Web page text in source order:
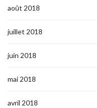
août 2018
juillet 2018
juin 2018
mai 2018
avril 2018